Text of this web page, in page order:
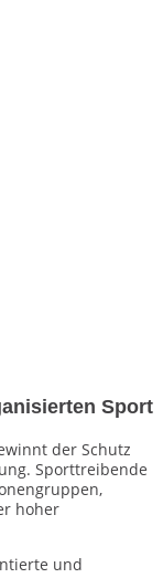
Sport
der Schutz
Sporttreibende
hoher
und